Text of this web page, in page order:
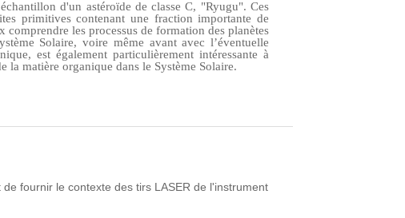
d'un astéroïde de classe C, "Ryugu". Ces
primitives contenant une fraction importante de
les processus de formation des planètes
Solaire, voire même avant avec l’éventuelle
est également particulièrement intéressante à
matière organique dans le Système Solaire.
fournir le contexte des tirs LASER de l'instrument